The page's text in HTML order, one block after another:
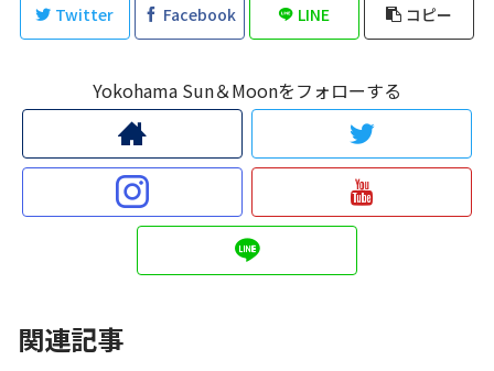
Twitter Facebook LINE コピー
Yokohama Sun＆Moonをフォローする
関連記事